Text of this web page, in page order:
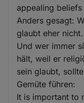
appealing
Anders gesagt:
glaubt eher nicht.
Und wer immer
hält, weil er
sein glaubt,
Gemüte führen:
It is important to